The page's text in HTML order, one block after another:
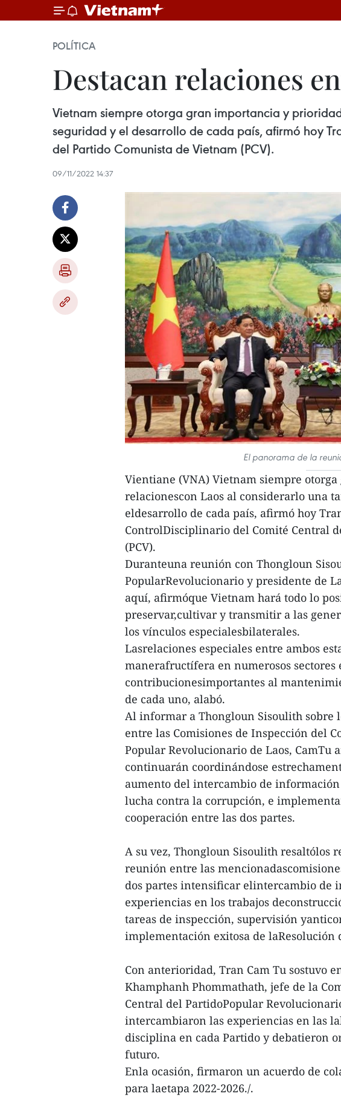
POLÍTICA
Destacan relaciones
Vietnam siempre otorga gran importancia y
seguridad y el desarrollo de cada país, afirmó hoy
del Partido Comunista de Vietnam (PCV).
09/11/2022 14:37
El panorama de la
Vientiane (VNA) Vietnam siempre
relacionescon Laos al considerarlo una
eldesarrollo de cada país, afirmó hoy
ControlDisciplinario del Comité Central
(PCV).
Duranteuna reunión con Thongloun
PopularRevolucionario y presidente de
aquí, afirmóque Vietnam hará todo lo
preservar,cultivar y transmitir a las
los vínculos especialesbilaterales.
Lasrelaciones especiales entre ambos
manerafructífera en numerosos sectores
contribucionesimportantes al
de cada uno, alabó.
Al informar a Thongloun Sisoulith sobre
entre las Comisiones de Inspección del
Popular Revolucionario de Laos, CamTu
continuarán coordinándose
aumento del intercambio de
lucha contra la corrupción, e
cooperación entre las dos partes.
A su vez, Thongloun Sisoulith resaltólos
reunión entre las
dos partes intensificar elintercambio de
experiencias en los trabajos
tareas de inspección, supervisión
implementación exitosa de laResolución
Con anterioridad, Tran Cam Tu sostuvo
Khamphanh Phommathath, jefe de la
Central del PartidoPopular
intercambiaron las experiencias en las
disciplina en cada Partido y debatieron
futuro.
Enla ocasión, firmaron un acuerdo de
para laetapa 2022-2026./.